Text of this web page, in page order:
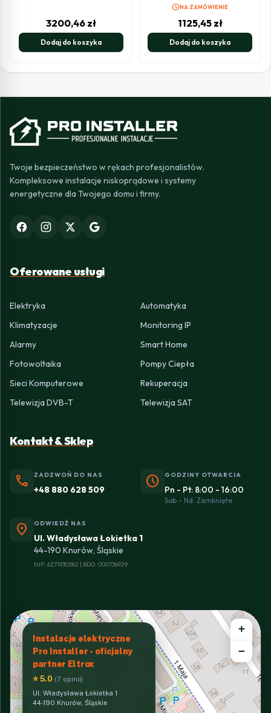
3200,46 zł
Dodaj do koszyka
scheduleNA ZAMÓWIENIE
1125,45 zł
Dodaj do koszyka
Twoje bezpieczeństwo w rękach profesjonalistów.
Kompleksowe instalacje niskoprądowe i systemy
energetyczne dla Twojego domu i firmy.
Oferowane usługi
Elektryka
Automatyka
Klimatyzacje
Monitoring IP
Alarmy
Smart Home
Fotowoltaika
Pompy Ciepła
Sieci Komputerowe
Rekuperacja
Telewizja DVB-T
Telewizja SAT
Kontakt & Sklep
phone ZADZWOŃ DO NAS
+48 880 628 509 schedule GODZINY OTWARCIA
Pn - Pt: 8:00 - 16:00
Sob - Nd: Zamknięte
location_on ODWIEDŹ NAS
Ul. Władysława Łokietka 1
44-190 Knurów, Śląskie
NIP: 6271930582 | BDO: 000736929
Instalacje elektryczne
Pro Installer - oficjalny
partner Eltrox
⭐ 5.0 (7 opinii)
Ul. Władysława Łokietka 1
44-190 Knurów, Śląskie
+
−